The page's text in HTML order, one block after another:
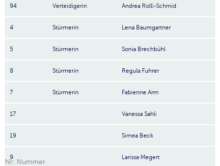
94 Verteidigerin Andrea Rolli-Schmid
4 Stürmerin Lena Baumgartner
5 Stürmerin Sonia Brechbühl
8 Stürmerin Regula Fuhrer
7 Stürmerin Fabienne Arm
17 Vanessa Sahli
19 Simea Beck
9 Larissa Megert
Nr: Nummer